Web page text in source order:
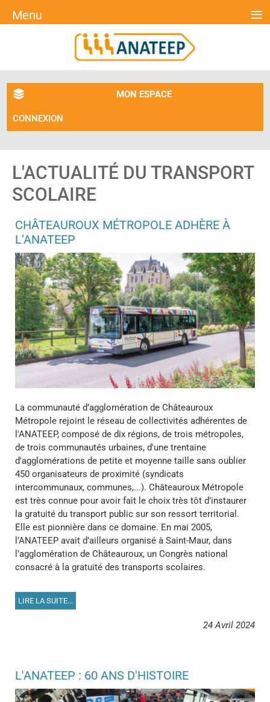
MON ESPACE
CONNEXION
L'ACTUALITÉ DU TRANSPORT
SCOLAIRE
CHÂTEAUROUX MÉTROPOLE ADHÈRE À
L’ANATEEP
La communauté d’agglomération de Châteauroux
Métropole rejoint le réseau de collectivités adhérentes de
l'ANATEEP, composé de dix régions, de trois métropoles,
de trois communautés urbaines, d'une trentaine
d'agglomérations de petite et moyenne taille sans oublier
450 organisateurs de proximité (syndicats
intercommunaux, communes,...). Châteauroux Métropole
est très connue pour avoir fait le choix très tôt d’instaurer
la gratuité du transport public sur son ressort territorial.
Elle est pionnière dans ce domaine. En mai 2005,
l’ANATEEP avait d’ailleurs organisé à Saint-Maur, dans
l’agglomération de Châteauroux, un Congrès national
consacré à la gratuité des transports scolaires.
LIRE LA SUITE...
24 Avril 2024
L'ANATEEP : 60 ANS D'HISTOIRE
Menu ≡